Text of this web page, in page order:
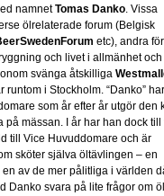
namnetTomas Danko. Vissa
ölrelaterade forum (Belgisk
etc), andra för
och livet i allmänhet och
svänga åtskilliga
runtom i Stockholm. “Danko” har
som år efter år utgör den
på mässan. I år har han dock till
till Vice Huvuddomare och är
sköter själva öltävlingen – en
av de mer pålitliga i världen
Danko svara på lite frågor om